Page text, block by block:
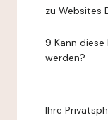
zu Websites
9 Kann
werden?
Ihre